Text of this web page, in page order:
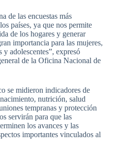
de las encuestas más
países, ya que nos permite
de los hogares y generar
importancia para las mujeres,
y adolescentes”, expresó
de la Oficina Nacional de
se midieron indicadores de
nutrición, salud
tempranas y protección
servirán para que las
los avances y las
importantes vinculados al